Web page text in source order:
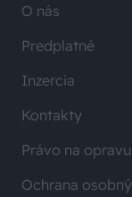
O nás
Predplatné
Inzercia
Kontakty
Právo na opravu
Ochrana